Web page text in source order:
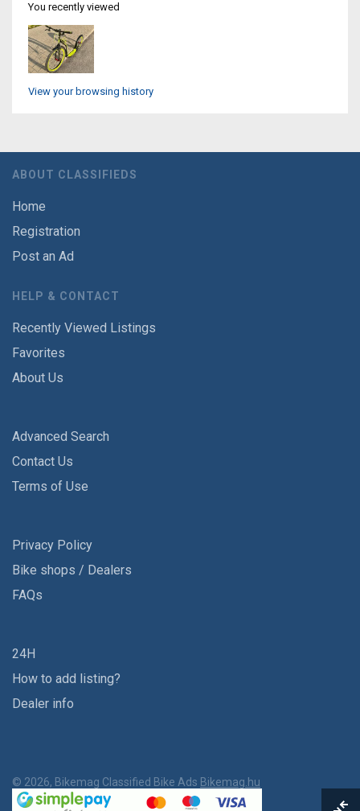
You recently viewed
View your browsing history
ABOUT CLASSIFIEDS
Home
Registration
Post an Ad
HELP & CONTACT
Recently Viewed Listings
Favorites
About Us
Advanced Search
Contact Us
Terms of Use
Privacy Policy
Bike shops / Dealers
FAQs
24H
How to add listing?
Dealer info
© 2026, Bikemag Classified Bike Ads Bikemag.hu